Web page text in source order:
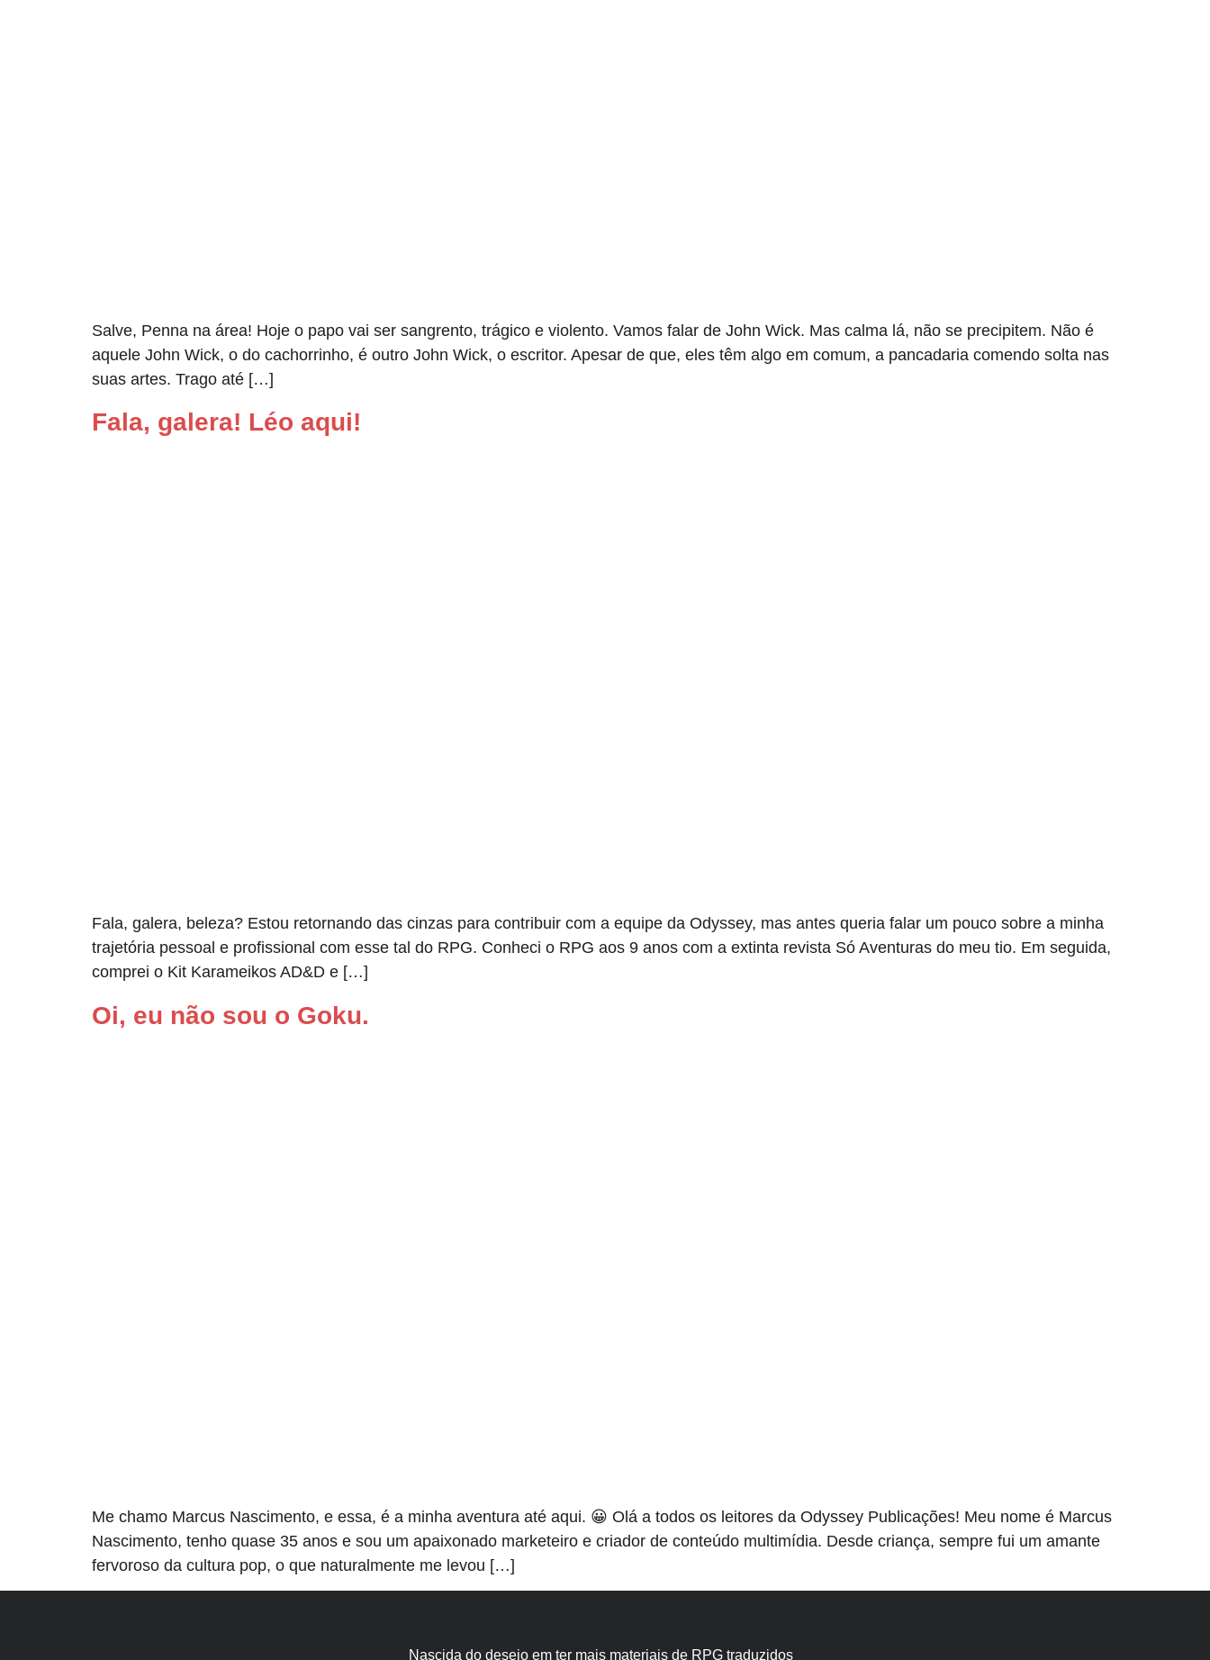
Salve, Penna na área! Hoje o papo vai ser sangrento, trágico e violento. Vamos falar de John Wick. Mas calma lá, não se precipitem. Não é
aquele John Wick, o do cachorrinho, é outro John Wick, o escritor. Apesar de que, eles têm algo em comum, a pancadaria comendo solta nas
suas artes. Trago até […]
Fala, galera! Léo aqui!
Fala, galera, beleza? Estou retornando das cinzas para contribuir com a equipe da Odyssey, mas antes queria falar um pouco sobre a minha
trajetória pessoal e profissional com esse tal do RPG. Conheci o RPG aos 9 anos com a extinta revista Só Aventuras do meu tio. Em seguida,
comprei o Kit Karameikos AD&D e […]
Oi, eu não sou o Goku.
Me chamo Marcus Nascimento, e essa, é a minha aventura até aqui. 😀 Olá a todos os leitores da Odyssey Publicações! Meu nome é Marcus
Nascimento, tenho quase 35 anos e sou um apaixonado marketeiro e criador de conteúdo multimídia. Desde criança, sempre fui um amante
fervoroso da cultura pop, o que naturalmente me levou […]
Nascida do desejo em ter mais materiais de RPG traduzidos